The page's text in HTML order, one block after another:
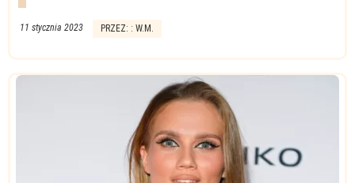
11 stycznia 2023 PRZEZ: : W.M.